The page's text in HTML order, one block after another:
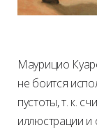
Маурицио
не боится
пустоты, т. к.
иллюстрации и